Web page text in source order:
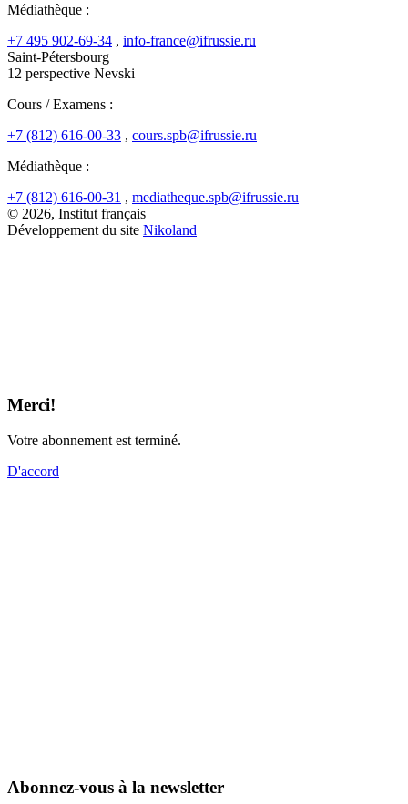
Médiathèque :
+7 495 902-69-34 , info-france@ifrussie.ru
Saint-Pétersbourg
12 perspective Nevski
Cours / Examens :
+7 (812) 616-00-33 , cours.spb@ifrussie.ru
Médiathèque :
+7 (812) 616-00-31 , mediatheque.spb@ifrussie.ru
© 2026, Institut français
Développement du site Nikoland
Merci!
Votre abonnement est terminé.
D'accord
Abonnez-vous à la newsletter